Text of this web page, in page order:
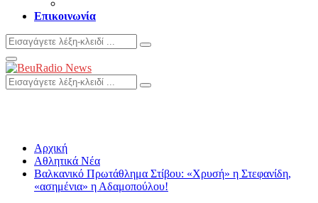
Επικοινωνία
Search
for:
Search
Primary
Menu
Search
for:
Search
Αρχική
Αθλητικά Νέα
Βαλκανικό Πρωτάθλημα Στίβου: «Χρυσή» η Στεφανίδη,
«ασημένια» η Αδαμοπούλου!